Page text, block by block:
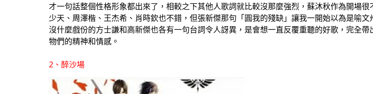
才一句話整個性格形象都出來了，相較之下其他人歌詞就比較沒那麼強烈，蘇沐秋作為開場很
少天、周澤楷、王杰希、肖時欽也不錯，但張新傑那句「圓我的殘缺」讓我一開始以為是喻文
沒什麼戲份的方士謙和高新傑也各有一句台詞令人訝異，是會想一直反覆重聽的好歌，完全帶
物們的精神和情感。
2、醉沙場